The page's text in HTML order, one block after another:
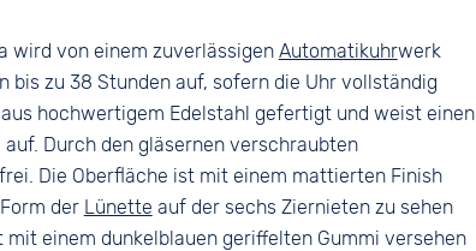
Material
Edelstahl
Bandschließe
Dornschließe
wird von einem zuverlässigen Automatikuhrwerk
bis zu 38 Stunden auf, sofern die Uhr vollständig
hochwertigem Edelstahl gefertigt und weist einen
auf. Durch den gläsernen verschraubten
Die Oberfläche ist mit einem mattierten Finish
der Lünette auf der sechs Ziernieten zu sehen
einem dunkelblauen geriffelten Gummi versehen